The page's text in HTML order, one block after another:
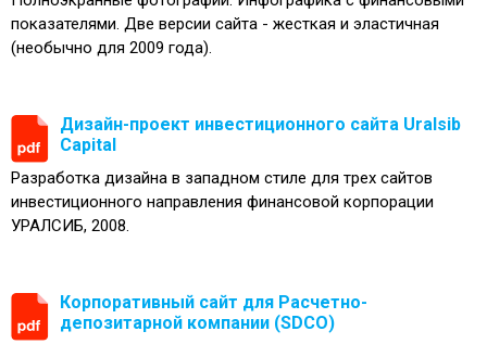
показателями. Две версии сайта - жесткая и эластичная
(необычно для 2009 года).
Дизайн-проект инвестиционного сайта Uralsib
Capital
Разработка дизайна в западном стиле для трех сайтов
инвестиционного направления финансовой корпорации
УРАЛСИБ, 2008.
Корпоративный сайт для Расчетно-
депозитарной компании (SDCO)